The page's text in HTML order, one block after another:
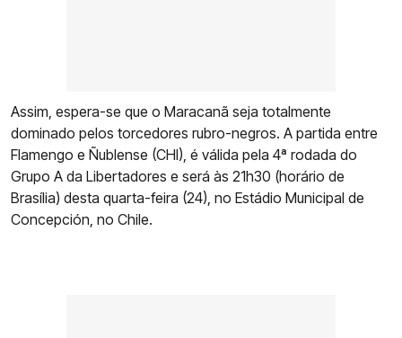
Assim, espera-se que o Maracanã seja totalmente
dominado pelos torcedores rubro-negros. A partida entre
Flamengo e Ñublense (CHI), é válida pela 4ª rodada do
Grupo A da Libertadores e será às 21h30 (horário de
Brasília) desta quarta-feira (24), no Estádio Municipal de
Concepción, no Chile.